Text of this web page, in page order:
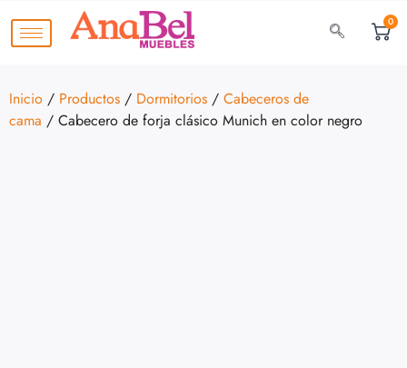
0
Inicio / Productos / Dormitorios / Cabeceros de
cama / Cabecero de forja clásico Munich en color negro